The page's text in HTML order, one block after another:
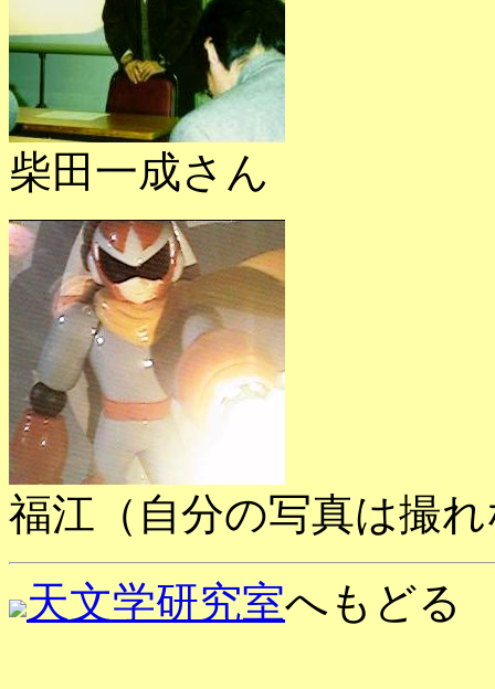
柴田一成さん
福江（自分の写真は撮
天文学研究室へもどる